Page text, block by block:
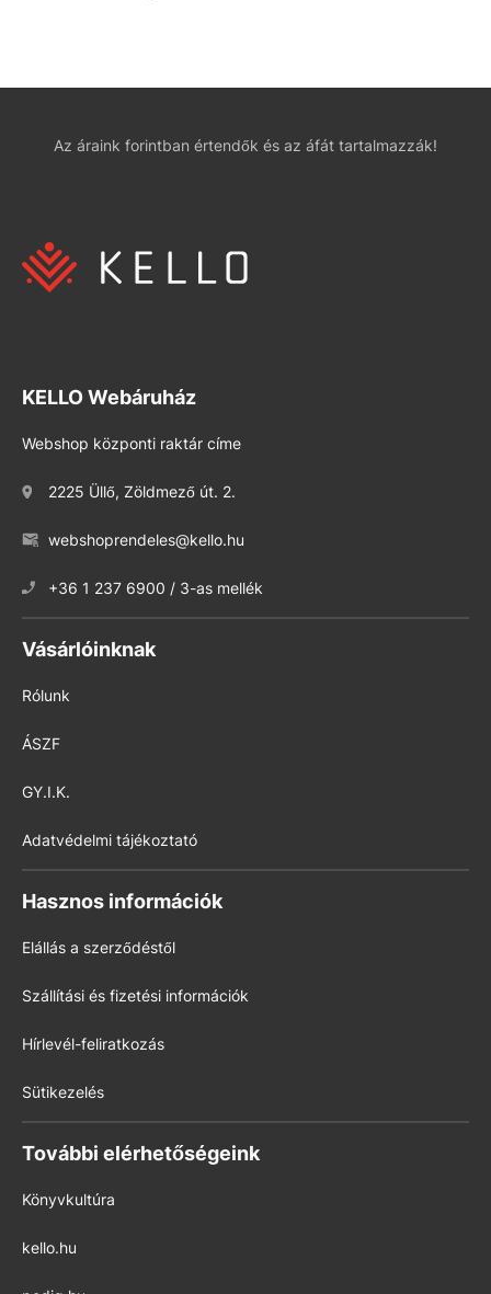
Az áraink forintban értendők és az áfát tartalmazzák!
KELLO Webáruház
Webshop központi raktár címe
2225 Üllő, Zöldmező út. 2.
webshoprendeles@kello.hu
+36 1 237 6900 / 3-as mellék
Vásárlóinknak
Rólunk
ÁSZF
GY.I.K.
Adatvédelmi tájékoztató
Hasznos információk
Elállás a szerződéstől
Szállítási és fizetési információk
Hírlevél-feliratkozás
Sütikezelés
További elérhetőségeink
Könyvkultúra
kello.hu